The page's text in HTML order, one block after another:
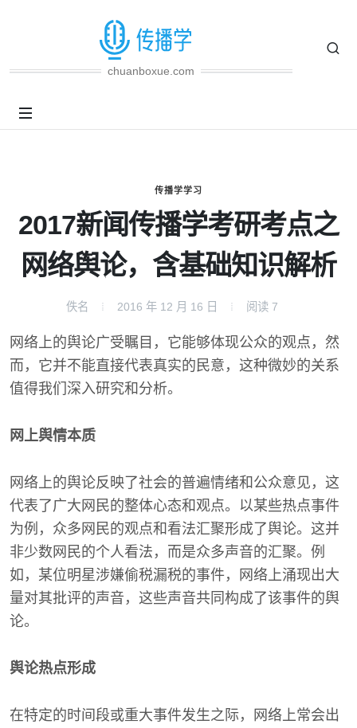
chuanboxue.com
传播学学习
2017新闻传播学考研考点之
网络舆论，含基础知识解析
佚名 2016 年 12 月 16 日 阅读 7
网络上的舆论广受瞩目，它能够体现公众的观点，然
而，它并不能直接代表真实的民意，这种微妙的关系
值得我们深入研究和分析。
网上舆情本质
网络上的舆论反映了社会的普遍情绪和公众意见，这
代表了广大网民的整体心态和观点。以某些热点事件
为例，众多网民的观点和看法汇聚形成了舆论。这并
非少数网民的个人看法，而是众多声音的汇聚。例
如，某位明星涉嫌偷税漏税的事件，网络上涌现出大
量对其批评的声音，这些声音共同构成了该事件的舆
论。
舆论热点形成
在特定的时间段或重大事件发生之际，网络上常会出